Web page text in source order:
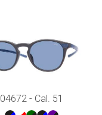
04672 - Cal. 51